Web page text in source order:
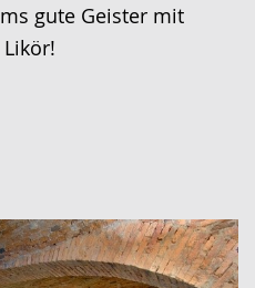
gute Geister mit